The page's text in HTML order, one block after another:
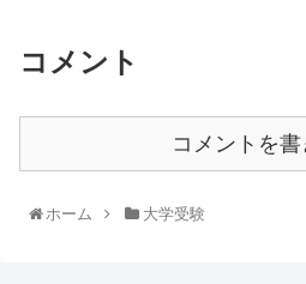
コメント
コメントを
ホーム 大学受験